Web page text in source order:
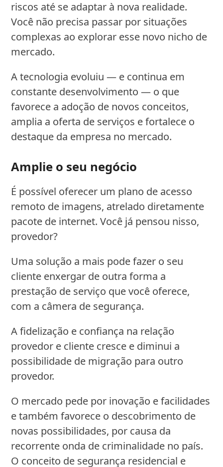
riscos até se adaptar à nova realidade.
Você não precisa passar por situações
complexas ao explorar esse novo nicho de
mercado.
A tecnologia evoluiu — e continua em
constante desenvolvimento — o que
favorece a adoção de novos conceitos,
amplia a oferta de serviços e fortalece o
destaque da empresa no mercado.
Amplie o seu negócio
É possível oferecer um plano de acesso
remoto de imagens, atrelado diretamente
pacote de internet. Você já pensou nisso,
provedor?
Uma solução a mais pode fazer o seu
cliente enxergar de outra forma a
prestação de serviço que você oferece,
com a câmera de segurança.
A fidelização e confiança na relação
provedor e cliente cresce e diminui a
possibilidade de migração para outro
provedor.
O mercado pede por inovação e facilidades
e também favorece o descobrimento de
novas possibilidades, por causa da
recorrente onda de criminalidade no país.
O conceito de segurança residencial e